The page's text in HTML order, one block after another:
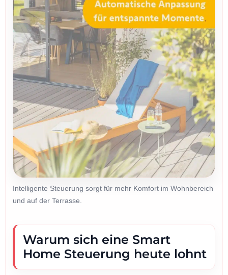
Intelligente Steuerung sorgt für mehr Komfort im Wohnbereich
und auf der Terrasse.
Warum sich eine Smart
Home Steuerung heute lohnt